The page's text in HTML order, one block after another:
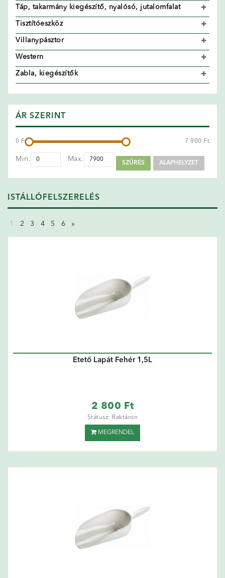
Táp, takarmány kiegészítő, nyalósó, jutalomfalat
Tisztítóeszköz
Villanypásztor
Western
Zabla, kiegészítők
ÁR SZERINT
0 Ft 7 900 Ft
Min. Max.
SZŰRÉS ALAPHELYZET
ISTÁLLÓFELSZERELÉS
1 2 3 4 5 6 »
Etető Lapát Fehér 1,5L
2 800 Ft
Státusz: Raktáron
MEGRENDEL